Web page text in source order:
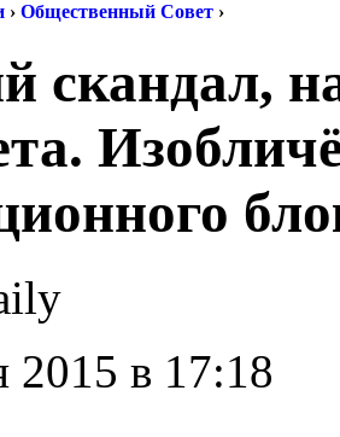
› Общественный Совет ›
скандал,
2015 в 17:18